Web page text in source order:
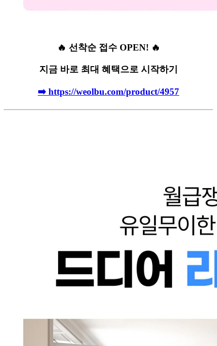
🔥 선착순 접수 OPEN! 🔥
지금 바로 최대 혜택으로 시작하기
➡️ https://weolbu.com/product/4957